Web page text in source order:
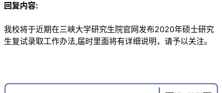
回复内容:
我校将于近期在三峡大学研究生院官网发布2020年硕士研究
生复试录取工作办法,届时里面将有详细说明，请予以关注。